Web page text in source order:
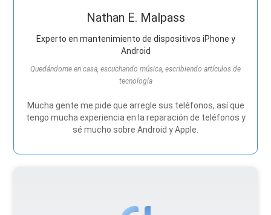
Nathan E. Malpass
Experto en mantenimiento de dispositivos iPhone y
Android
Quedándome en casa, escuchando música, escribiendo artículos de
tecnología
Mucha gente me pide que arregle sus teléfonos, así que
tengo mucha experiencia en la reparación de teléfonos y
sé mucho sobre Android y Apple.